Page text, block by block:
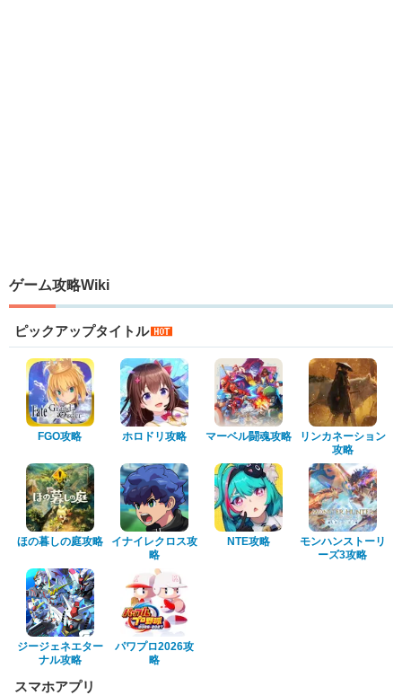
ゲーム攻略Wiki
ピックアップタイトル
FGO攻略 ホロドリ攻略 マーベル闘魂攻略
リンカネーション
攻略
ほの暮しの庭攻略
イナイレクロス攻
略
NTE攻略
モンハンストーリ
ーズ3攻略
ジージェネエター
ナル攻略
パワプロ2026攻
略
スマホアプリ